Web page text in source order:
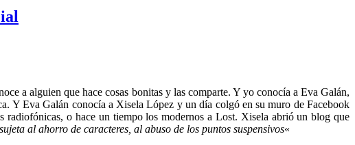
a alguien que hace cosas bonitas y las comparte. Y yo conocía a Eva Galán,
Y Eva Galán conocía a Xisela López y un día colgó en su muro de Facebook
radiofónicas, o hace un tiempo los modernos a Lost. Xisela abrió un blog que
al ahorro de caracteres, al abuso de los puntos suspensivos«